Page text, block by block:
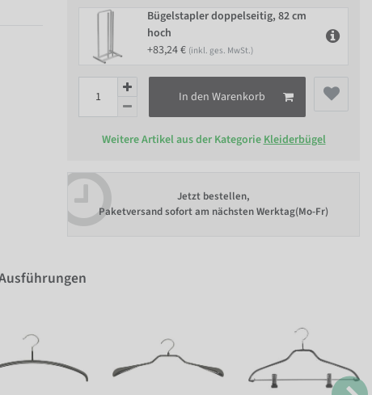
Bügelstapler doppelseitig, 82 cm
hoch
+83,24 € (inkl. ges. MwSt.)
In den Warenkorb
Weitere Artikel aus der KategorieKleiderbügel
Jetzt bestellen,
Paketversand sofort am nächsten Werktag(Mo-Fr)